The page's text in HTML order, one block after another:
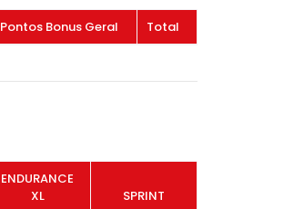
Pontos Bonus Geral Total
ENDURANCE
XL
SPRINT